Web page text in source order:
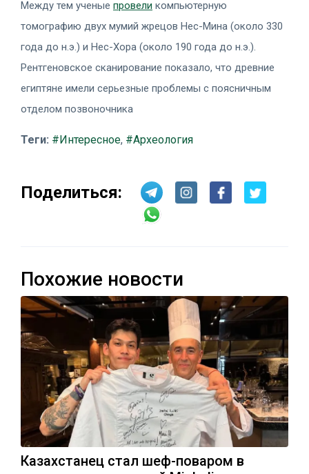
Между тем ученые провели компьютерную
томографию двух мумий жрецов Нес-Мина (около 330
года до н.э.) и Нес-Хора (около 190 года до н.э.).
Рентгеновское сканирование показало, что древние
египтяне имели серьезные проблемы с поясничным
отделом позвоночника
Теги: #Интересное, #Археология
Поделиться:
Похожие новости
Казахстанец стал шеф-поваром в